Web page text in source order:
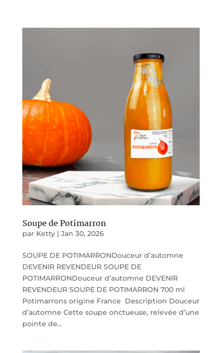
Soupe de Potimarron
par Ketty| Jan 30, 2026
SOUPE DE POTIMARRONDouceur d’automne
DEVENIR REVENDEUR SOUPE DE
POTIMARRONDouceur d’automne DEVENIR
REVENDEUR SOUPE DE POTIMARRON 700 ml
Potimarrons origine France Description Douceur
d’automne Cette soupe onctueuse, relevée d’une
pointe de...